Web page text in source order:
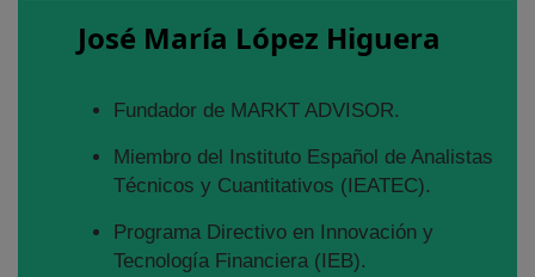
José María López Higuera
Fundador de MARKT ADVISOR.
Miembro del Instituto Español de Analistas
Técnicos y Cuantitativos (IEATEC).
Programa Directivo en Innovación y
Tecnología Financiera (IEB).